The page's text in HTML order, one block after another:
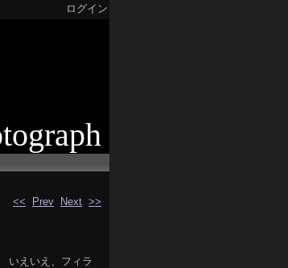
ログイン
<<
Prev Next >>
いえいえ、フィラ